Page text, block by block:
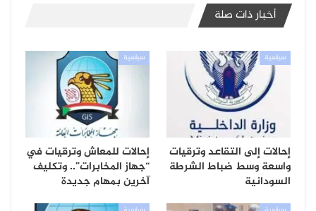
أخبار ذات صلة
سياسية
إحالات إلى التقاعد وترقيات
واسعة وسط ضباط الشرطة
السودانية
سياسية
إحالات للمعاش وترقيات في
“جهاز المخابرات”.. وتكليف
آخرين بمهام جديدة